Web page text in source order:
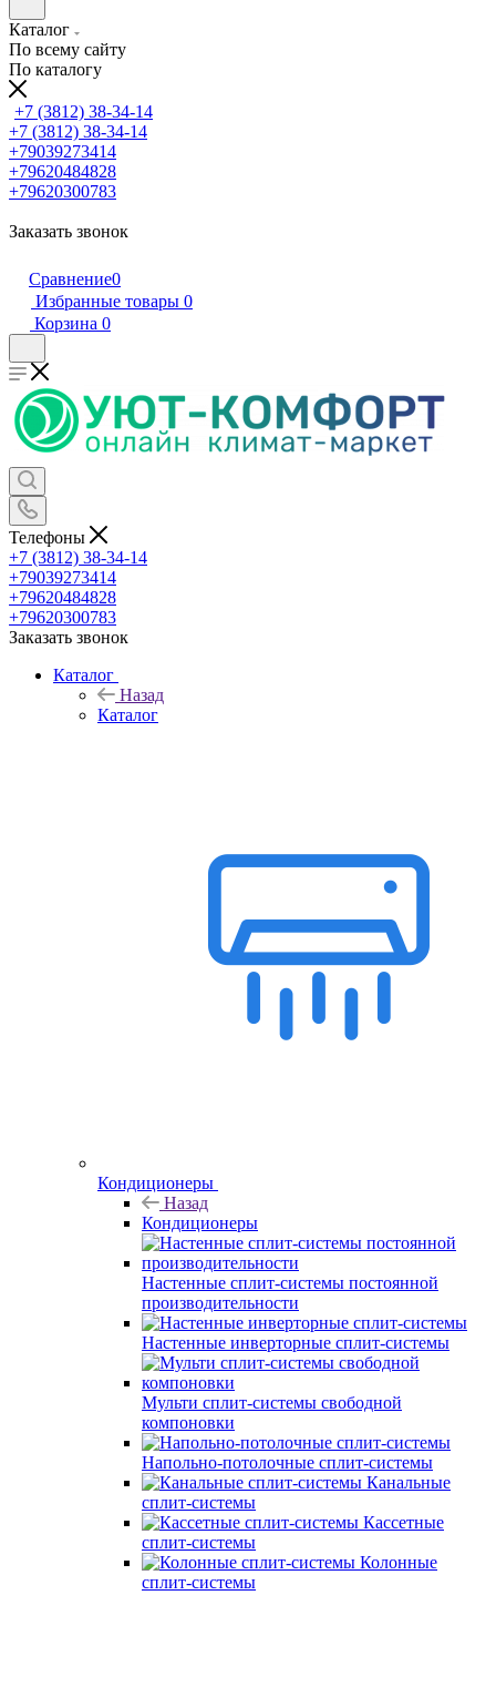
Каталог
По всему сайту
По каталогу
+7 (3812) 38-34-14
+7 (3812) 38-34-14
+79039273414
+79620484828
+79620300783
Заказать звонок
Сравнение0
Избранные товары 0
Корзина 0
Телефоны
+7 (3812) 38-34-14
+79039273414
+79620484828
+79620300783
Заказать звонок
Каталог
Назад
Каталог
Кондиционеры
Назад
Кондиционеры
Настенные сплит-системы постоянной
производительности
Настенные инверторные сплит-системы
Мульти сплит-системы свободной
компоновки
Напольно-потолочные сплит-системы
Канальные
сплит-системы
Кассетные
сплит-системы
Колонные
сплит-системы